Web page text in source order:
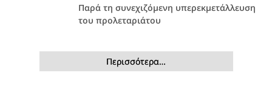
Παρά τη συνεχιζόμενη υπερεκμετάλλευση
του προλεταριάτου
Περισσότερα…